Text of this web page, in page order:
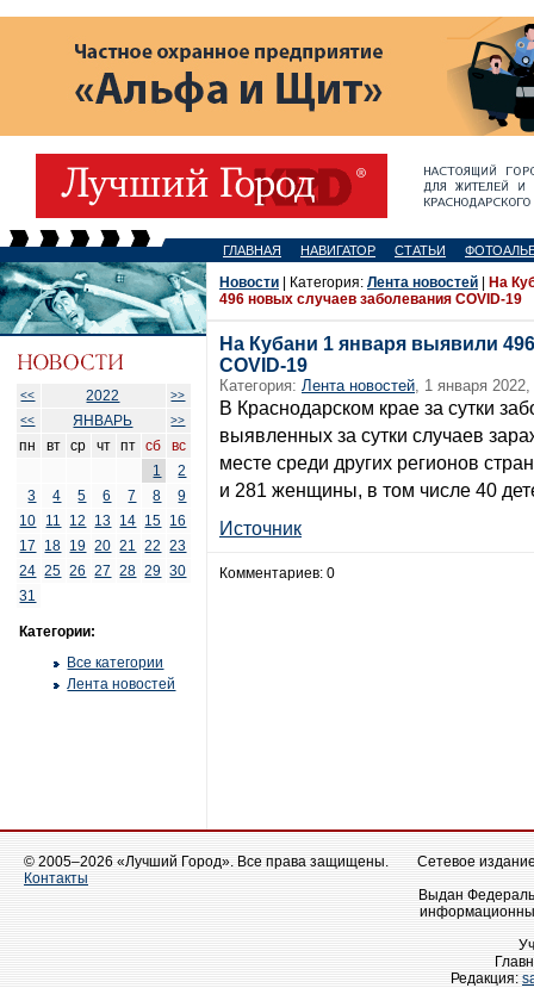
ГЛАВНАЯ НАВИГАТОР СТАТЬИ
<< 2022
>>
<<
ЯНВАРЬ >>
пн вт ср чт пт сб
вс
1
2
3
4 5 6 7 8
9
10
11 12 13 14 15 16
17
18 19 20 21 22
23
24 25 26 27 28 29 30
31
Категории:
Все категории
Лента новостей
Новости | Категория: Лента новостей
На
496 новых случаев заболевания COVID-19
На Кубани 1 января выявили
COVID-19
Категория: Лента новостей, 1 января
В Краснодарском крае за сутки
выявленных за сутки случаев
месте среди других регионов
и 281 женщины, в том числе 40
Источник
Комментариев: 0
© 2005–2026 «Лучший Город». Все права защищены.
Контакты
Сетевое
Выдан
Редакция: